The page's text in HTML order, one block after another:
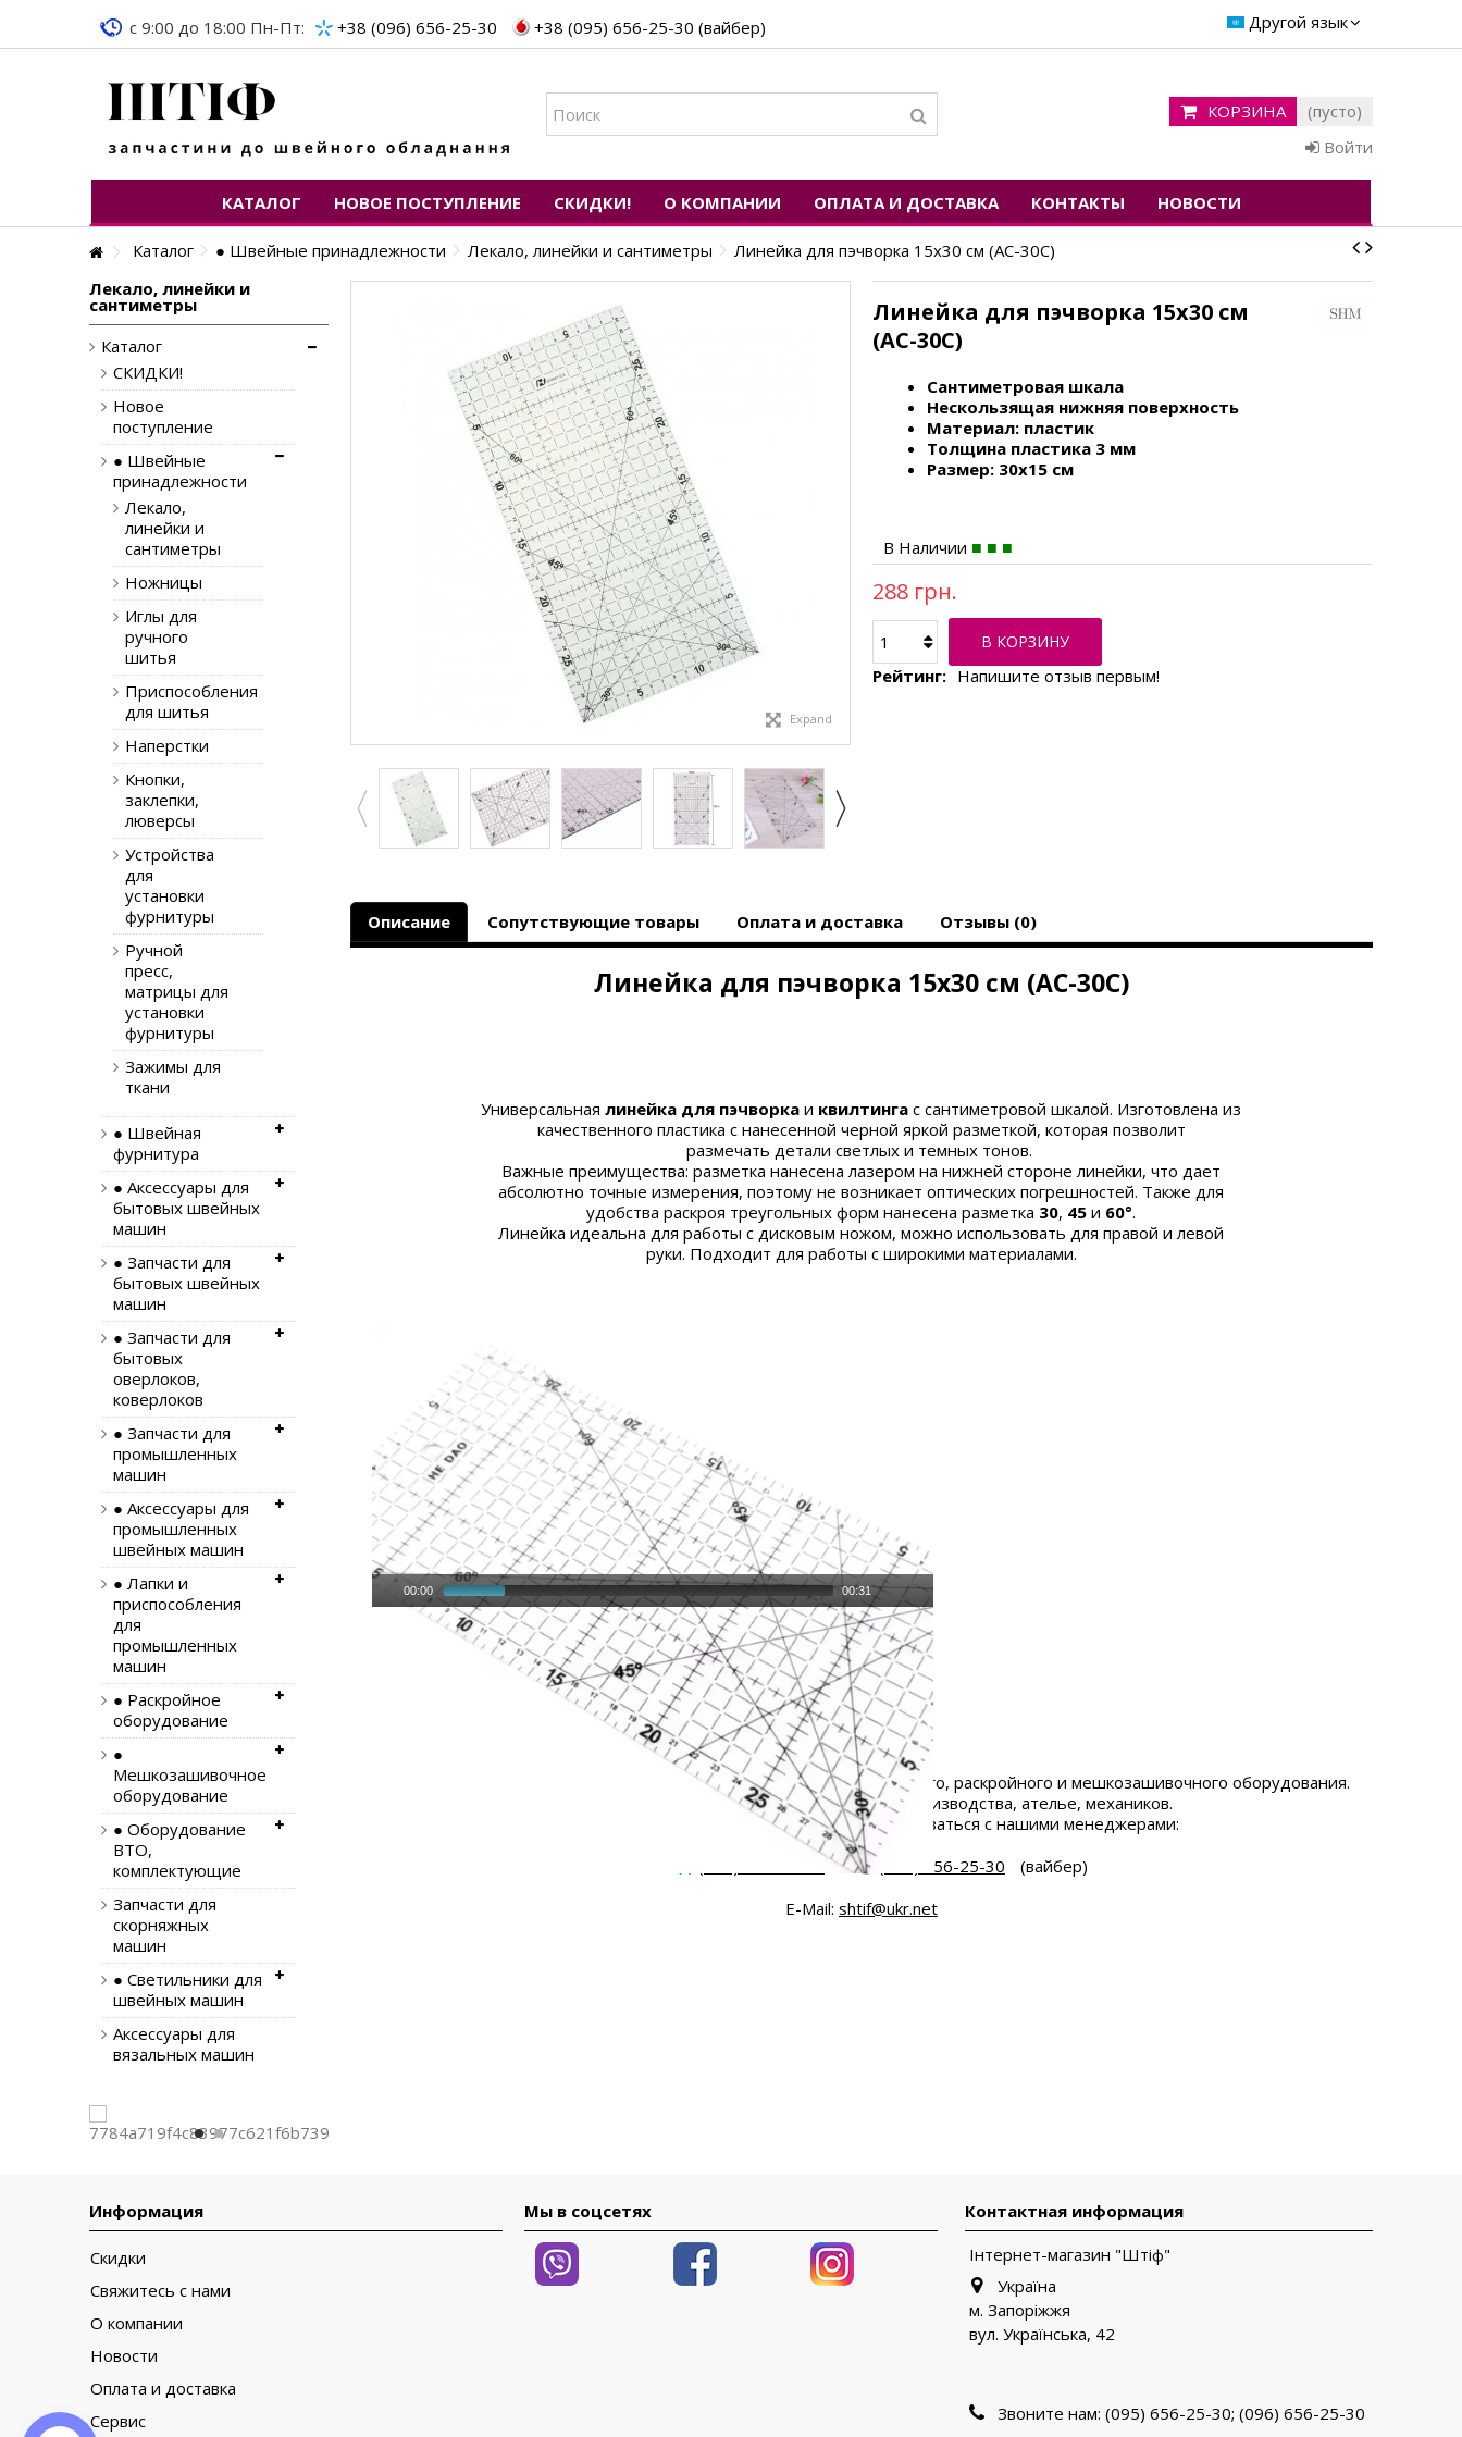
Другой язык
c 9:00 до 18:00 Пн-Пт: +38 (096) 656-25-30 +38 (095) 656-25-30 (вайбер)
КОРЗИНА
(пусто)
Войти
КАТАЛОГ НОВОЕ ПОСТУПЛЕНИЕ СКИДКИ! О КОМПАНИИ ОПЛАТА И ДОСТАВКА КОНТАКТЫ НОВОСТИ
Каталог ● Швейные принадлежности Лекало, линейки и сантиметры Линейка для пэчворка 15х30 cм (AC-30C)
Expand
Линейка для пэчворка 15х30 cм
(AC-30C)
Сантиметровая шкала
Нескользящая нижняя поверхность
Материал: пластик
Толщина пластика 3 мм
Размер: 30х15 см
В Наличии
288 грн.
В КОРЗИНУ
Рейтинг: Напишите отзыв первым!
Описание Сопутствующие товары Оплата и доставка Отзывы (0)
Линейка для пэчворка 15х30 cм (AC-30C)
Универсальнаялинейка для пэчворка и квилтинга с сантиметровой шкалой. Изготовлена из
качественного пластика с нанесенной черной яркой разметкой, которая позволит
размечать детали светлых и темных тонов.
Важные преимущества: разметка нанесена лазером на нижней стороне линейки, что дает
абсолютно точные измерения, поэтому не возникает оптических погрешностей. Также для
удобства раскроя треугольных форм нанесена разметка 30, 45и 60°.
Линейка идеальна для работы с дисковым ножом, можно использовать для правой и левой
руки. Подходит для работы с широкими материалами.
00:00 00:31
Большой ассортимент комплектующих и приспособлений для швейного, раскройного и мешкозашивочного оборудования.
Помощь в подборе запчастей для швейного производства, ателье, механиков.
По всем интересующих вопросах вы можете связаться с нашими менеджерами:
(095) 656-25-30
(вайбер)
E-Mail: shtif@ukr.net
Лекало, линейки и
сантиметры
Каталог
СКИДКИ!
Новое
поступление
● Швейные
принадлежности
Лекало,
линейки и
сантиметры
Ножницы
Иглы для
ручного
шитья
Приспособления
для шитья
Наперстки
Кнопки,
заклепки,
люверсы
Устройства
для
установки
фурнитуры
Ручной
пресс,
матрицы для
установки
фурнитуры
Зажимы для
ткани
● Швейная
фурнитура
● Аксессуары для
бытовых швейных
машин
● Запчасти для
бытовых швейных
машин
● Запчасти для
бытовых
оверлоков,
коверлоков
● Запчасти для
промышленных
машин
● Аксессуары для
промышленных
швейных машин
● Лапки и
приспособления
для
промышленных
машин
● Раскройное
оборудование
●
Мешкозашивочное
оборудование
● Оборудование
ВТО,
комплектующие
Запчасти для
скорняжных
машин
● Светильники для
швейных машин
Аксессуары для
вязальных машин
Информация
Скидки
Свяжитесь с нами
О компании
Новости
Оплата и доставка
Сервис
Мы в соцсетях
Контактная информация
Інтернет-магазин "Штіф"
Україна
м. Запоріжжя
вул. Українська, 42
Звоните нам: (095) 656-25-30; (096) 656-25-30